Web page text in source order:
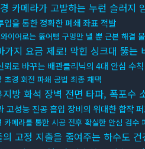
카메라가 고발하는 누런 슬러지
입을 통한 정확한 폐쇄 좌표 적발
이어로는 뚫어뻥 구멍만 낼 뿐 근본 해결
가지 요금 제로! 막힌 싱크대 뚫
뢰로 바꾸는 배관클리닉의 4대 안심 수칙
초경 회전 파쇄 공법 최종 채택
방 화석 장벽 전면 타파, 폭포수
고성능 진공 흡입 장비의 위대한 합작
카메라를 통한 시공 전후 확실한 안심 검수
고정 지출을 줄여주는 하수도